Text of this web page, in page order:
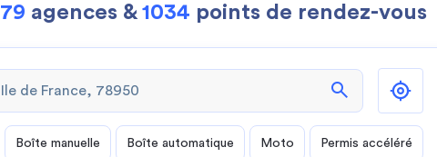
79 agences & 1034 points de rendez-vous
search
Boîte manuelle Boîte automatique Moto Permis accéléré